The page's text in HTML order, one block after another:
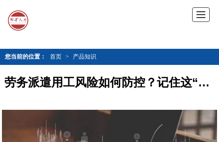
您当前的位置： 首页 > 产品知识
劳务派遣用工风险如何防控？记住这“五大要点”就妥了！